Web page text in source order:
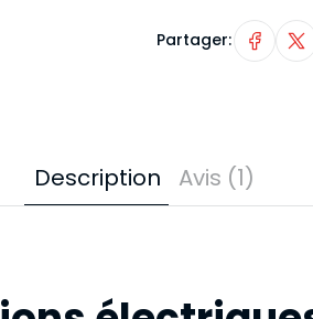
Partager:
Description Avis (1)